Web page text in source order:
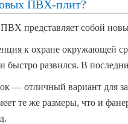
ПВХ-плит?
представляет собой
к охране окружающей
быстро развился. В
— отличный вариант для
те же размеры, что и